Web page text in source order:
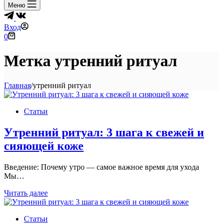
Меню
Вход
Корзина
0
Метка утренний ритуал
Главная/утренний ритуал
Статьи
Утренний ритуал: 3 шага к свежей и
сияющей коже
Введение: Почему утро — самое важное время для ухода
Мы…
Читать далееУтренний
ритуал:
Статьи